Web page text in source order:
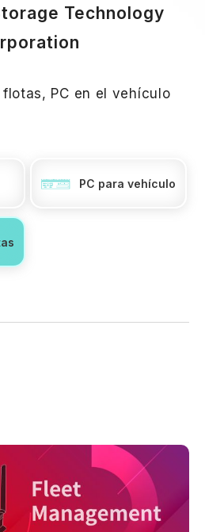
Technology
PC en el vehículo
PC para vehículo